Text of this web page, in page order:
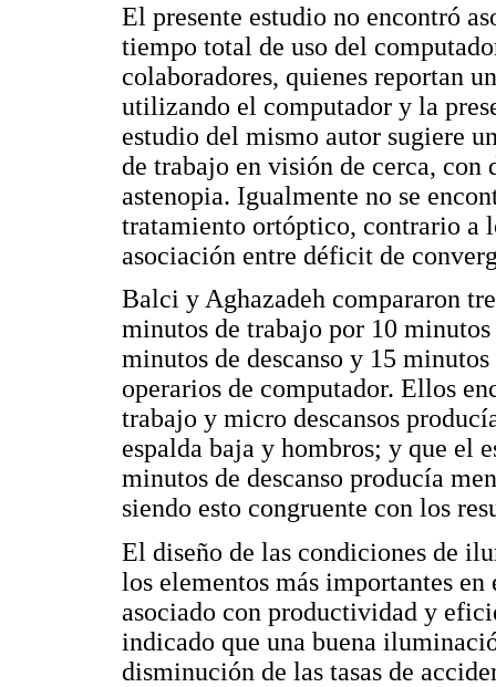
El presente estudio no encontró
tiempo total de uso del
colaboradores, quienes reportan
utilizando el computador y la
estudio del mismo autor sugiere
de trabajo en visión de cerca,
astenopia. Igualmente no se
tratamiento ortóptico, contrario a
asociación entre déficit de
Balci y Aghazadeh compararon
minutos de trabajo por 10
minutos de descanso y 15
operarios de computador. Ellos
trabajo y micro descansos
espalda baja y hombros; y que el
minutos de descanso producía
siendo esto congruente con los
El diseño de las condiciones de
los elementos más importantes
asociado con productividad y
indicado que una buena
disminución de las tasas de